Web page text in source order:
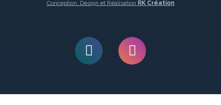
Conception, Design et Réalisation RK Création